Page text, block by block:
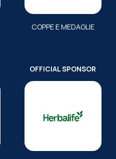
COPPE E MEDAGLIE
OFFICIAL SPONSOR